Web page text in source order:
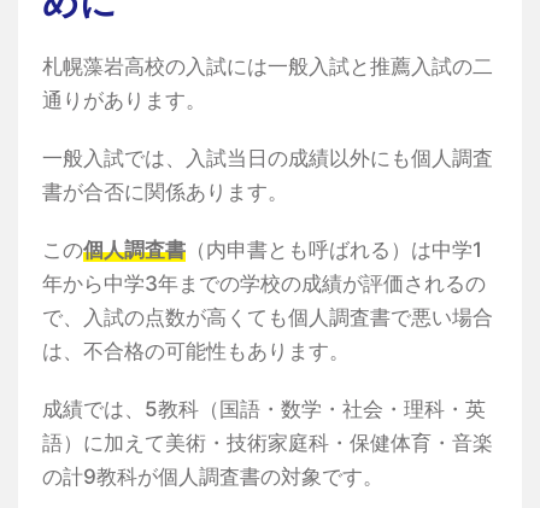
札幌藻岩高校の入試には一般入試と推薦入試の二
通りがあります。
一般入試では、入試当日の成績以外にも個人調査
書が合否に関係あります。
この個人調査書 （内申書とも呼ばれる）は中学1
年から中学3年までの学校の成績が評価されるの
で、入試の点数が高くても個人調査書で悪い場合
は、不合格の可能性もあります。
成績では、5教科（国語・数学・社会・理科・英
語）に加えて美術・技術家庭科・保健体育・音楽
の計9教科が個人調査書の対象です。